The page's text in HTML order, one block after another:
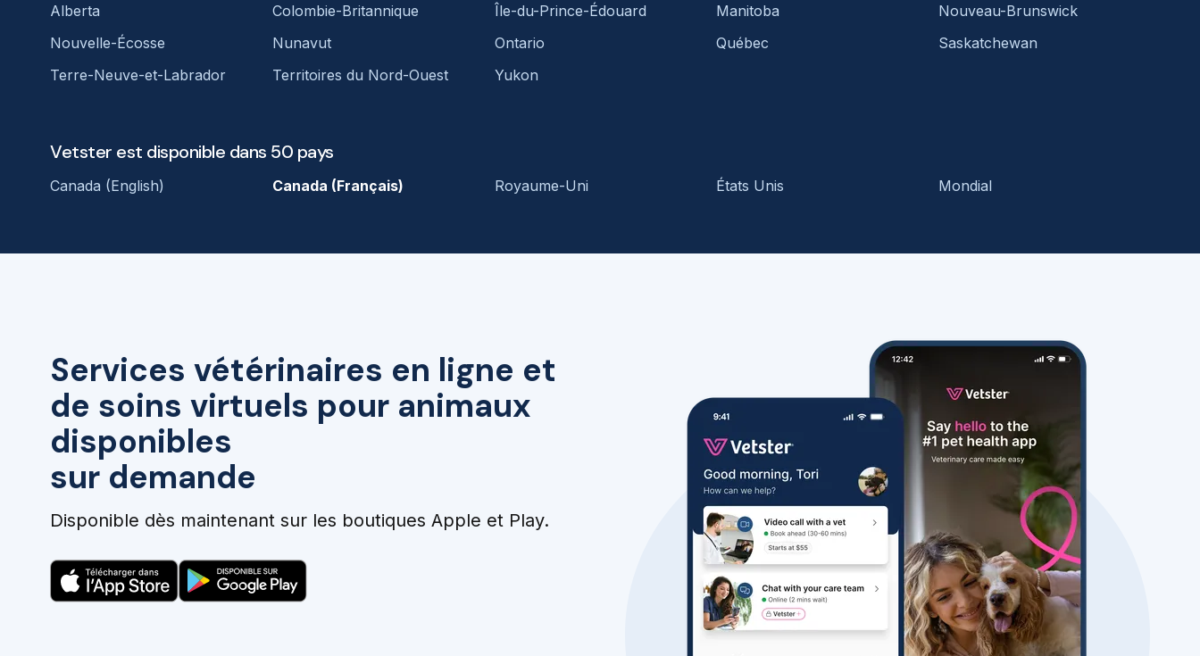
Services vétérinaires en ligne et
de soins virtuels pour animaux
disponibles
sur demande
Disponible dès maintenant sur les boutiques Apple et Play.
Alberta Colombie-Britannique Île-du-Prince-Édouard Manitoba
Nouveau-Brunswick
Nouvelle-Écosse
Nunavut Ontario Québec
Saskatchewan
Terre-Neuve-et-Labrador
Territoires du Nord-Ouest Yukon
Vetster est disponible dans 50 pays
Canada (English) Canada (Français) Royaume-Uni États Unis Mondial